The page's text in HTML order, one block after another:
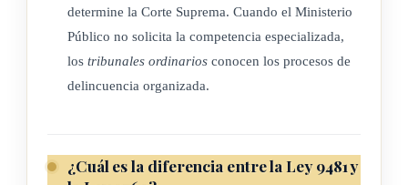
Los tribunales especializados en delincuencia organizada
estarán conformados por secciones independientes de al
menos cuatro jueces y se integrarán, en cada caso, con tres de
ellos, para conocer de los siguientes asuntos:
2-) De los impedimentos, las excusas y las recusaciones, de
determine la Corte Suprema. Cuando el Ministerio
Público no solicita la competencia especializada,
los tribunales ordinarios conocen los procesos de
delincuencia organizada.
¿Cuál es la diferencia entre la Ley 9481 y